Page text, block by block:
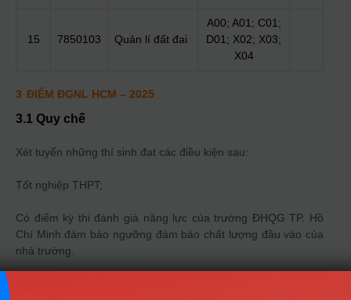
15 7850103 Quản lí đất đai
A00; A01; C01;
D01; X02; X03;
X04
3 ĐIỂM ĐGNL HCM – 2025
3.1 Quy chế
Xét tuyển những thí sinh đạt các điều kiện sau:
Tốt nghiệp THPT;
Có điểm kỳ thi đánh giá năng lực của trường ĐHQG TP. Hồ
Chí Minh đảm bảo ngưỡng đảm bảo chất lượng đầu vào của
nhà trường.